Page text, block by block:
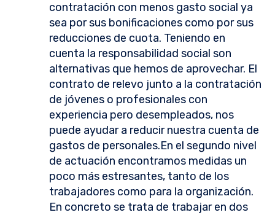
contratación con menos gasto social ya
sea por sus bonificaciones como por sus
reducciones de cuota. Teniendo en
cuenta la responsabilidad social son
alternativas que hemos de aprovechar. El
contrato de relevo junto a la contratación
de jóvenes o profesionales con
experiencia pero desempleados, nos
puede ayudar a reducir nuestra cuenta de
gastos de personales.En el segundo nivel
de actuación encontramos medidas un
poco más estresantes, tanto de los
trabajadores como para la organización.
En concreto se trata de trabajar en dos